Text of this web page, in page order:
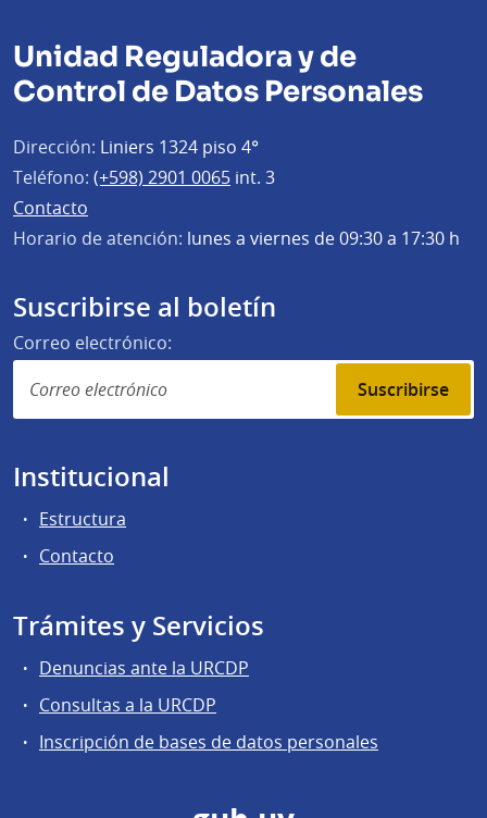
Unidad Reguladora y de
Control de Datos Personales
Dirección: Liniers 1324 piso 4°
Teléfono: (+598) 2901 0065 int. 3
Contacto
Horario de atención: lunes a viernes de 09:30 a 17:30 h
Suscribirse al boletín
Correo electrónico:
Suscribirse
Institucional
Estructura
Contacto
Trámites y Servicios
Denuncias ante la URCDP
Consultas a la URCDP
Inscripción de bases de datos personales